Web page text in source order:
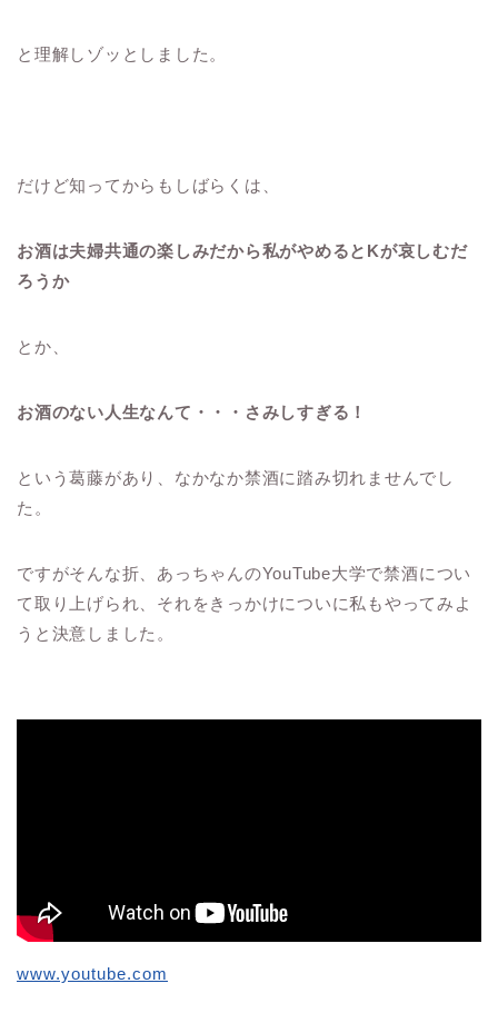
と理解しゾッとしました。
だけど知ってからもしばらくは、
お酒は夫婦共通の楽しみだから私がやめるとKが哀しむだ
ろうか
とか、
お酒のない人生なんて・・・さみしすぎる！
という葛藤があり、なかなか禁酒に踏み切れませんでし
た。
ですがそんな折、あっちゃんのYouTube大学で禁酒につい
て取り上げられ、それをきっかけについに私もやってみよ
うと決意しました。
www.youtube.com